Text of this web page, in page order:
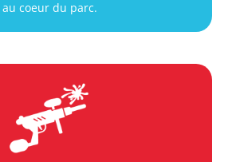
au coeur du parc.